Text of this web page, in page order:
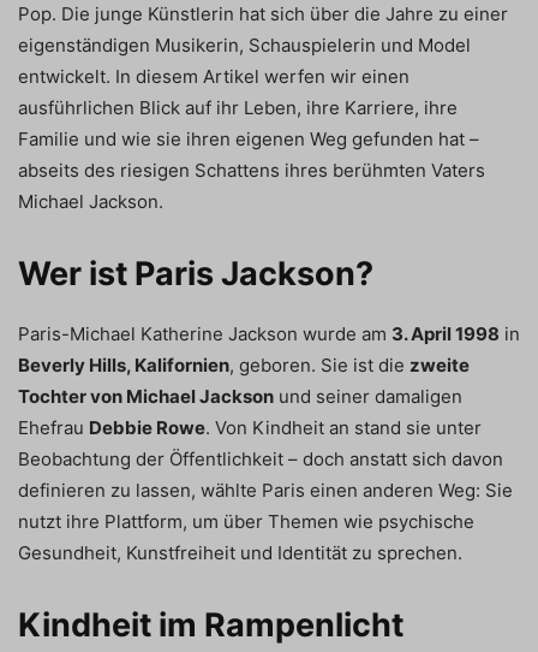
Pop. Die junge Künstlerin hat sich über die Jahre zu einer
eigenständigen Musikerin, Schauspielerin und Model
entwickelt. In diesem Artikel werfen wir einen
ausführlichen Blick auf ihr Leben, ihre Karriere, ihre
Familie und wie sie ihren eigenen Weg gefunden hat –
abseits des riesigen Schattens ihres berühmten Vaters
Michael Jackson.
Wer ist Paris Jackson?
Paris-Michael Katherine Jackson wurde am 3. April 1998 in
Beverly Hills, Kalifornien, geboren. Sie ist die zweite
Tochter von Michael Jackson und seiner damaligen
Ehefrau Debbie Rowe. Von Kindheit an stand sie unter
Beobachtung der Öffentlichkeit – doch anstatt sich davon
definieren zu lassen, wählte Paris einen anderen Weg: Sie
nutzt ihre Plattform, um über Themen wie psychische
Gesundheit, Kunstfreiheit und Identität zu sprechen.
Kindheit im Rampenlicht